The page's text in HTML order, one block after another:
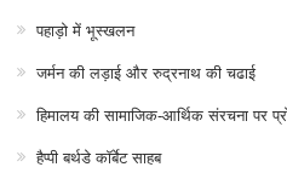
पहाड़ो में भूस्खलन
जर्मन की लड़ाई और रुद्रनाथ की चढाई
हिमालय की सामाजिक-आर्थिक संरचना पर
हैप्पी बर्थडे कॉर्बेट साहब